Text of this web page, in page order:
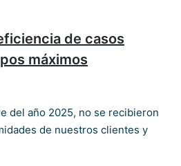
de casos
máximos
del año 2025, no se recibieron
de nuestros clientes y